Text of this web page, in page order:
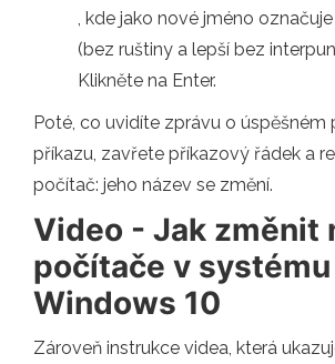
, kde jako nové jméno
(bez ruštiny a lepší bez
Klikněte na Enter.
Poté, co uvidíte zprávu o úspěšném
příkazu, zavřete příkazový řádek a
počítač: jeho název se změní.
Video - Jak změnit
počítače v systému
Windows 10
Zároveň instrukce videa, která